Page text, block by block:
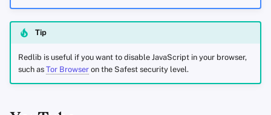
Tip
Redlib is useful if you want to disable JavaScript in your browser,
such as Tor Browseron the Safest security level.